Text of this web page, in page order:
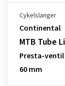
Cykelslanger
Continental
MTB Tube
Presta-ventil
60 mm